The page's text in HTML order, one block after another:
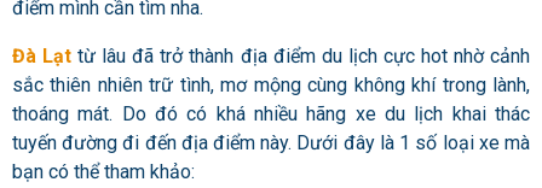
điểm mình cần tìm nha.
Đà Lạt từ lâu đã trở thành địa điểm du lịch cực hot nhờ cảnh
sắc thiên nhiên trữ tình, mơ mộng cùng không khí trong lành,
thoáng mát. Do đó có khá nhiều hãng xe du lịch khai thác
tuyến đường đi đến địa điểm này. Dưới đây là 1 số loại xe mà
bạn có thể tham khảo: